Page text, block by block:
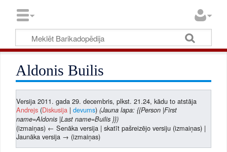
Aldonis Builis
Versija 2011. gada 29. decembris, plkst. 21.24, kādu to atstāja
Andrejs (Diskusija |devums) (Jauna lapa: {{Person |First
name=Aldonis |Last name=Builis }})
(izmaiņas) ← Senāka versija | skatīt pašreizējo versiju (izmaiņas) |
Jaunāka versija → (izmaiņas)